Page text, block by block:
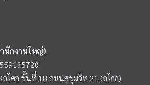
นักงานใหญ่)
อโศก ชั้นที่ 18 ถนนสุขุมวิท 21 (อโศก)